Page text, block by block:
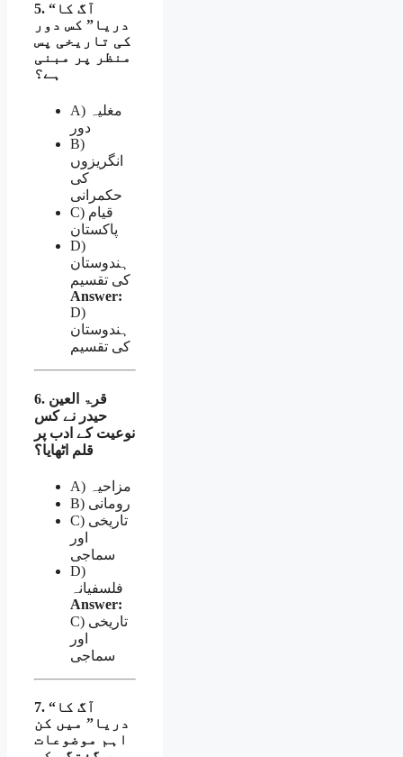
5. “آگ کا
دریا” کس دور
کی تاریخی پس
منظر پر مبنی
ہے؟
A) مغلیہ
دور
B)
انگریزوں
کی
حکمرانی
C) قیام
پاکستان
D)
ہندوستان
کی تقسیم
Answer:
D)
ہندوستان
کی تقسیم
6. قرۃ العین
حیدر نے کس
نوعیت کے ادب پر
قلم اٹھایا؟
A) مزاحیہ
B) رومانی
C) تاریخی
اور
سماجی
D)
فلسفیانہ
Answer:
C) تاریخی
اور
سماجی
7. “آگ کا
دریا” میں کن
اہم موضوعات